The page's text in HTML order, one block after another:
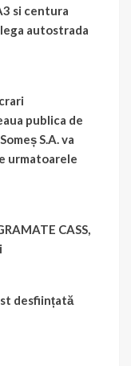
si centura
autostrada
publica de
S.A. va
urmatoarele
CASS,
desființată